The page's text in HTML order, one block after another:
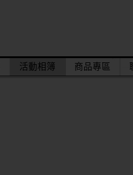
活動相簿 商品專區